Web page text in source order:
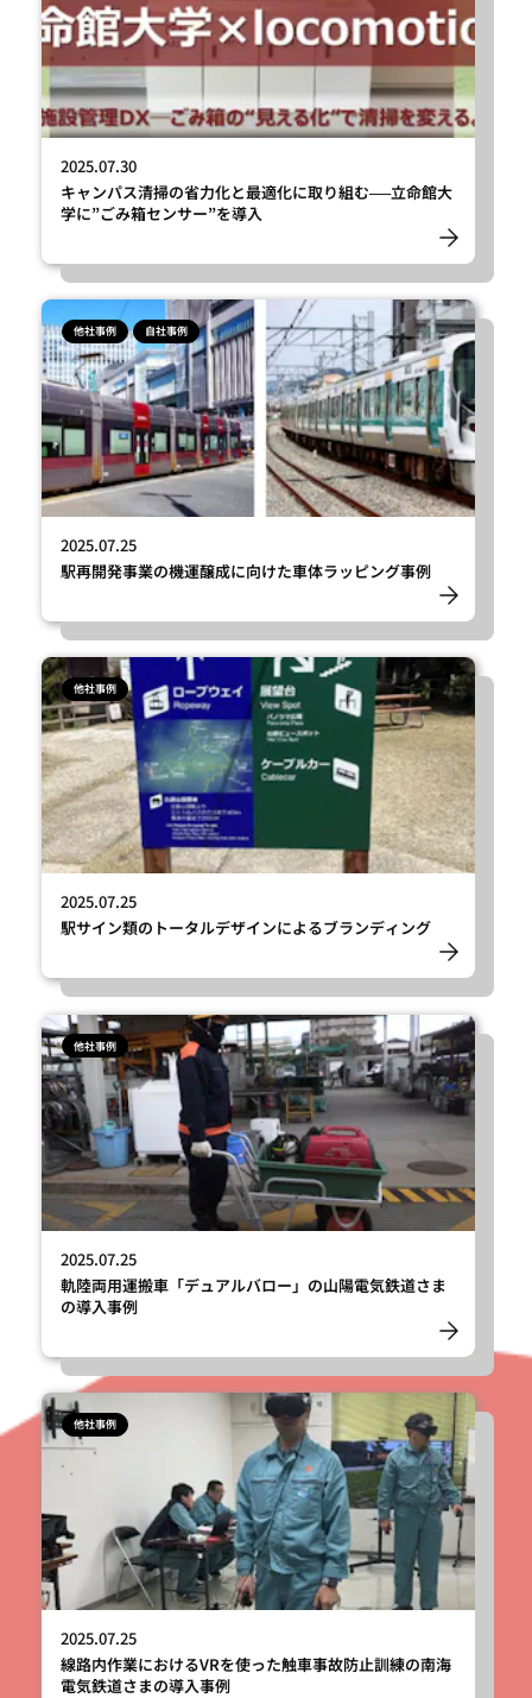
2025.07.30
キャンパス清掃の省力化と最適化に取り組む──立命館大
学に”ごみ箱センサー”を導入
他社事例 自社事例
2025.07.25
駅再開発事業の機運醸成に向けた車体ラッピング事例
他社事例
2025.07.25
駅サイン類のトータルデザインによるブランディング
他社事例
2025.07.25
軌陸両用運搬車「デュアルバロー」の山陽電気鉄道さま
の導入事例
他社事例
2025.07.25
線路内作業におけるVRを使った触車事故防止訓練の南海
電気鉄道さまの導入事例
SEARCH